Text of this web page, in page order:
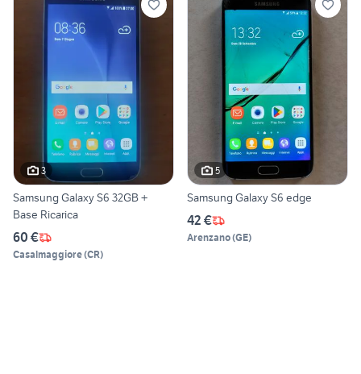
3
Samsung Galaxy S6 32GB +
Base Ricarica
60 €
Casalmaggiore(CR)
5
Samsung Galaxy S6 edge
42 €
Arenzano(GE)